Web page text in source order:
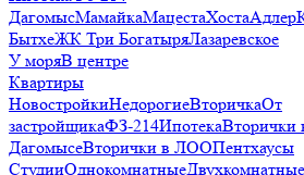
ДагомысМамайкаМацестаХостаАдлер
БытхеЖК Три БогатыряЛазаревское
У моряВ центре
Квартиры
НовостройкиНедорогиеВторичкаОт
застройщикаФЗ-214ИпотекаВторички
ДагомысеВторички в ЛООПентхаусы
СтудииОднокомнатныеДвухкомнатные